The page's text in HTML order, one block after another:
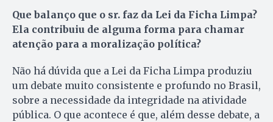
Que balanço que o sr. faz da Lei da Ficha Limpa?
Ela contribuiu de alguma forma para chamar
atenção para a moralização política?
Não há dúvida que a Lei da Ficha Limpa produziu
um debate muito consistente e profundo no Brasil,
sobre a necessidade da integridade na atividade
pública. O que acontece é que, além desse debate, a